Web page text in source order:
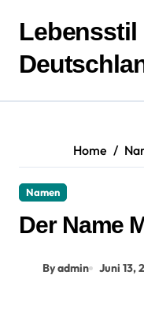
Inhalt
springen
Lebensstil
Home
Namen
Der Name
By admin Juni 13,